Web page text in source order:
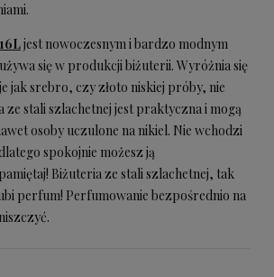
jest nowoczesnym i bardzo modnym
się w produkcji biżuterii. Wyróżnia się
jak srebro, czy złoto niskiej próby, nie
ze stali szlachetnej jest praktyczna i mogą
osoby uczulone na nikiel. Nie wchodzi
spokojnie możesz ją
Biżuteria ze stali szlachetnej, tak
perfum! Perfumowanie bezpośrednio na